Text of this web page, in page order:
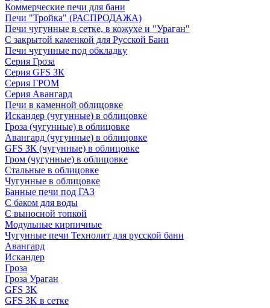
Коммерческие печи для бани
Печи "Тройка" (РАСПРОДАЖА)
Печи чугунные в сетке, в кожухе и "Ураган"
С закрытой каменкой для Русской Бани
Печи чугунные под обкладку
Серия Гроза
Серия GFS ЗК
Серия ГРОМ
Серия Авангард
Печи в каменной облицовке
Искандер (чугунные) в облицовке
Гроза (чугунные) в облицовке
Авангард (чугунные) в облицовке
GFS ЗК (чугунные) в облицовке
Гром (чугунные) в облицовке
Стальные в облицовке
Чугунные в облицовке
Банные печи под ГАЗ
С баком для воды
С выносной топкой
Модульные кирпичные
Чугунные печи Технолит для русской бани
Авангард
Искандер
Гроза
Гроза Ураган
GFS 3K
GFS 3K в сетке